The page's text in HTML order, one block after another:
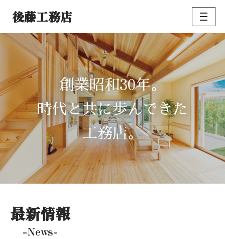
ン
ツ
へ
キ
ッ
プ
後藤工務店
創業昭和30年。
時代と共に歩んできた
工務店。
最新情報
-News-